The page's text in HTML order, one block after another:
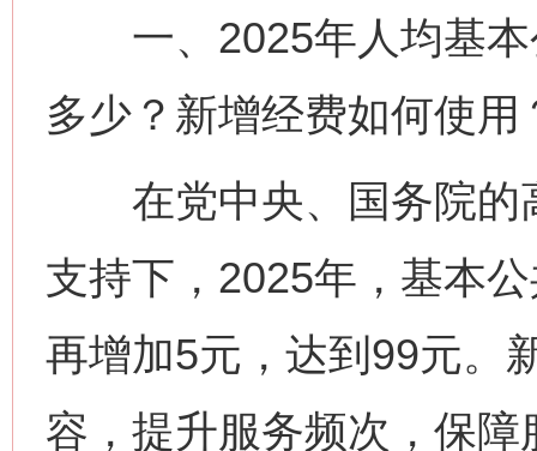
一、2025年人均基本
多少？新增经费如何使用
在党中央、国务院的
支持下，2025年，基本
再增加5元，达到99元。
容，提升服务频次，保